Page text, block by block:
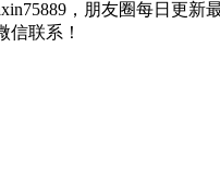
，朋友圈每日更新
信联系！